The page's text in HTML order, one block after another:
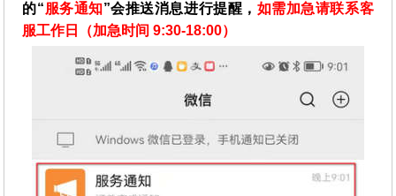
的“服务通知”会推送消息进行提醒， 如需加急请联系客
服工作日（加急时间 9:30-18:00）